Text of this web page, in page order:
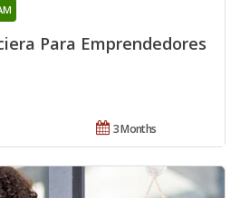
Para Emprendedores
3 Months